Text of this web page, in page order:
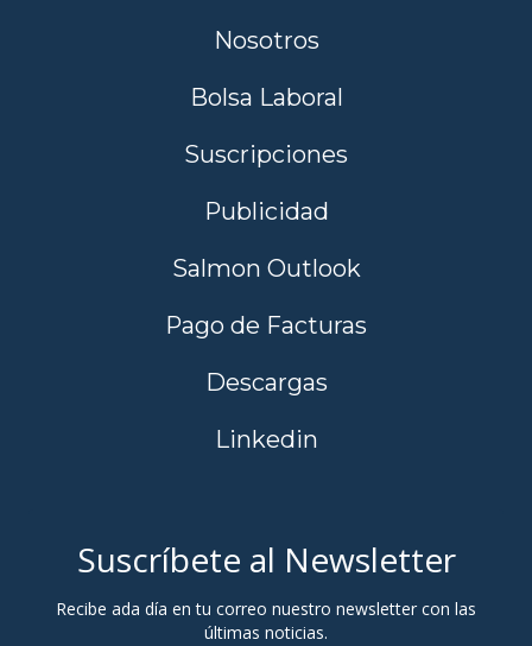
Nosotros
Bolsa Laboral
Suscripciones
Publicidad
Salmon Outlook
Pago de Facturas
Descargas
Linkedin
Suscríbete al Newsletter
Recibe ada día en tu correo nuestro newsletter con las
últimas noticias.